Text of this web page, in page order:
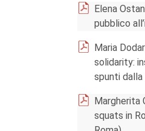
Elena
pubblico
Maria
solidarity:
spunti dalla
Margherita
squats in